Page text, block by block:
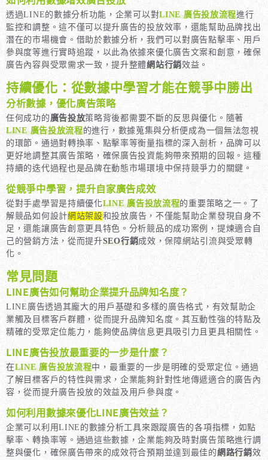
透過LINE的數據分析功能，企業可以對LINE 廣告投放流程進行
監控和調整。這不僅可以提升廣告的投放效率，還能幫助品牌找出
潛在的市場機會。借助於數據分析，我們可以對廣告點擊率、用戶
參與度等進行實時追蹤，以此為依據來優化廣告文案和創意，確保
廣告內容與受眾需求一致，提升整體網站行銷效益。
持續優化：從數據中學習才能在競爭中勝出
分析數據，優化廣告策略
任何成功的廣告投放策略背後都需要不斷的反思與優化。隨著
LINE 廣告投放流程的進行，數據蒐集與分析便成為一個無法忽視
的環節。通過對轉換率、點擊率等衡量指標的深入剖析，品牌可以
更好地調整其廣告策略，確保廣告投資能夠帶來預期的回報。這種
持續的迭代過程也是品牌在動態市場環境中保持競爭力的關鍵。
從競爭中學習，提升自家廣告成效
從對手處學習是持續優化LINE 廣告投放流程的重要策略之一。了
解競品如何設計網站架設和投放廣告，不僅能幫助企業發現自身不
足，還能讓廣告創意更具特色。分析競品的成功案例，提煉適合自
己的營銷方法，從而提升SEO行銷成效，保障網站引流與受眾轉
化。
常見問題
LINE廣告如何幫助企業提升品牌知名度？
LINE廣告透過其龐大的用戶基礎和多樣的廣告格式，有效幫助企
業觸及目標客戶群體，從而提升品牌知名度。其互動性強的特點及
精確的受眾定位能力，能夠使品牌信息更具吸引力且更具相關性。
LINE廣告投放最重要的一步是什麼？
在LINE 廣告投放流程中，最重要的一步是明確的受眾定位。通過
了解目標客戶的特性與需求，企業能夠針對性地傳遞適合的廣告內
容，從而提升廣告投放的效益及用戶參與度。
如何利用數據來優化LINE廣告效益？
企業可以利用LINE的數據分析工具來跟蹤廣告的各項指標，如點
擊率、轉換率等。通過這些數據，企業能夠及時對廣告策略進行調
整與優化，確保廣告帶來的成效符合預期並達到最佳的網路行銷效